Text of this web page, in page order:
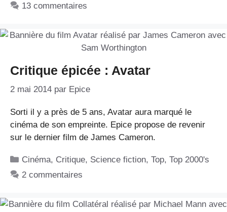
13 commentaires
Critique épicée : Avatar
2 mai 2014 par Epice
Sorti il y a près de 5 ans, Avatar aura marqué le
cinéma de son empreinte. Epice propose de revenir
sur le dernier film de James Cameron.
Catégories
Cinéma, Critique, Science fiction,Top,Top 2000's
2 commentaires